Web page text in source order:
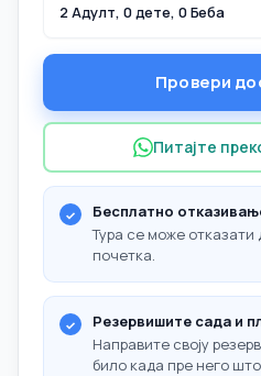
2 Адулт, 0 дете, 0 Беба
Провери
Питајте
Бесплатно
Тура се може
почетка.
Резервишите сада и
Направите своју
било када пре него